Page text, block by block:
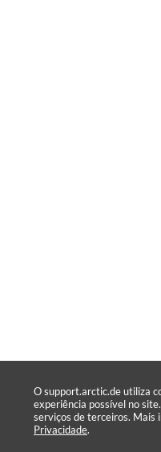
O support.arctic.de utiliza
experiência possível no
serviços de terceiros. Mais
Privacidade.